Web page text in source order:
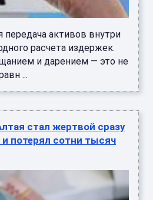
передача активов внутри
расчета издержек.
и дарением — это не
...
стал жертвой сразу
потерял сотни тысяч